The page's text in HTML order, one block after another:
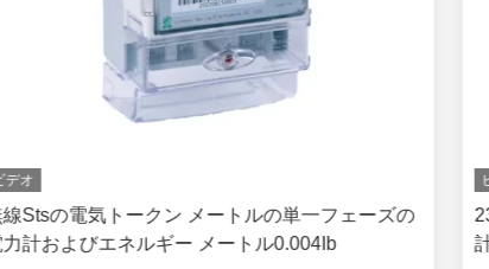
デオ
Stsの電気トークン メートルの単一フェーズの
力計およびエネルギー メートル0.004Ib